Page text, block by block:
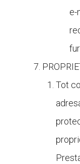
e-
Tot